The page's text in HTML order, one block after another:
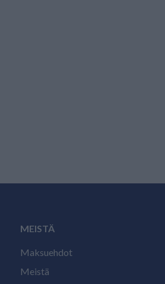
MEISTÄ
Maksuehdot
Meistä